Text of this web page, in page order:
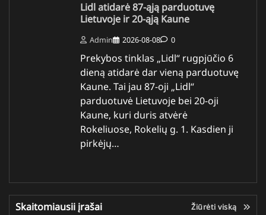
Lidl atidarė 87-ąją parduotuvę
Lietuvoje ir 20-ąją Kaune
Admin 2026-08-08 0
Prekybos tinklas „Lidl“ rugpjūčio 6
dieną atidarė dar vieną parduotuvę
Kaune. Tai jau 87-oji „Lidl“
parduotuvė Lietuvoje bei 20-oji
Kaune, kuri duris atvėrė
Rokeliuose, Rokelių g. 1. Kasdien ji
pirkėjų…
Skaitomiausii įrašai Žiūrėti viską